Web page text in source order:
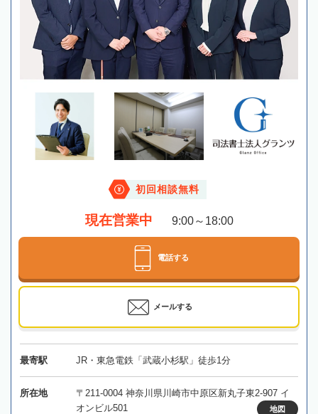
初回相談無料
現在営業中 9:00～18:00
電話する
メールする
最寄駅 JR・東急電鉄「武蔵小杉駅」徒歩1分
所在地
〒211-0004 神奈川県川崎市中原区新丸子東2-907 イ
オンビル501
地図